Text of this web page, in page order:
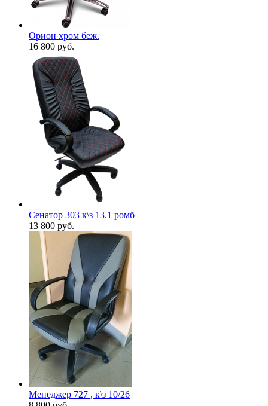
Орион хром беж.
16 800 руб.
Сенатор 303 к\з 13.1 ромб
13 800 руб.
Менеджер 727 , к\з 10/26